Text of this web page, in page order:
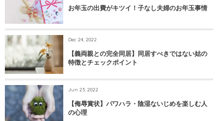
お年玉の出費がキツイ！子なし夫婦のお年玉事情
Dec 24, 2022
【義両親との完全同居】同居すべきではない姑の
特徴とチェックポイント
Jun 23, 2022
【侮辱賞状】パワハラ・陰湿ないじめを楽しむ人
の心理